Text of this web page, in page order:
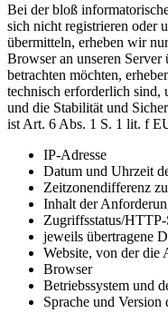
Bei der bloß
sich nicht registrieren oder
übermitteln, erheben wir
Browser an unseren Server
betrachten möchten,
technisch erforderlich sind,
und die Stabilität und
ist Art. 6 Abs. 1 S. 1 lit. f
IP-Adresse
Datum und Uhrzeit
Zeitzonendifferenz
Inhalt der
Zugriffsstatus/HTTP-
jeweils übertragene
Website, von der die
Browser
Betriebssystem und
Sprache und